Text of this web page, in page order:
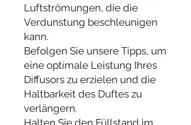
Luftströmungen, die die
Verdunstung beschleunigen
kann.
Befolgen Sie unsere Tipps, um
eine optimale Leistung Ihres
Diffusors zu erzielen und die
Haltbarkeit des Duftes zu
verlängern.
Halten Sie den Füllstand im